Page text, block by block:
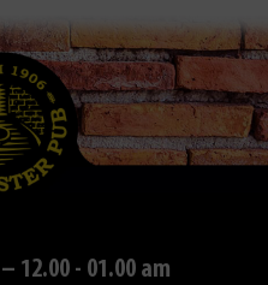
12.00 - 01.00 am